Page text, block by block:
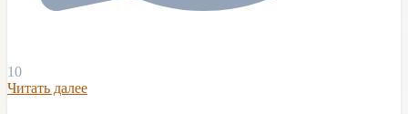
10
Читать далее